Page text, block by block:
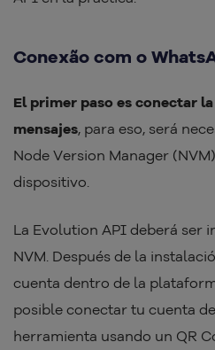
Conexão com o
El primer paso es conectar
mensajes, para eso, será
Node Version Manager
dispositivo.
La Evolution API deberá ser
NVM. Después de la
cuenta dentro de la
posible conectar tu cuenta
herramienta usando un QR